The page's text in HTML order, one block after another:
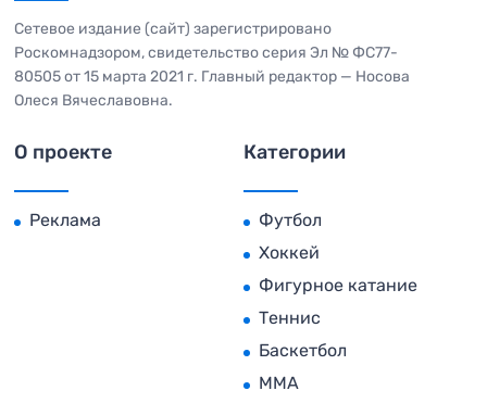
Сетевое издание (сайт) зарегистрировано
Роскомнадзором, свидетельство серия Эл № ФС77-
80505 от 15 марта 2021 г. Главный редактор — Носова
Олеся Вячеславовна.
О проекте
Реклама
Категории
Футбол
Хоккей
Фигурное катание
Теннис
Баскетбол
MMA